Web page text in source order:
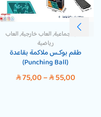
العاب جماعية,العاب خارجية,العاب
رياضية
طقم بوكـس ملاكمة بقاعدة
(Punching Ball)
SAR55,00
–
SAR75,00